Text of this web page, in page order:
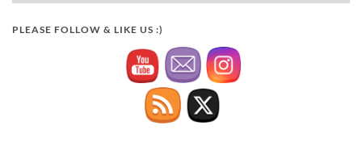
PLEASE FOLLOW & LIKE US :)